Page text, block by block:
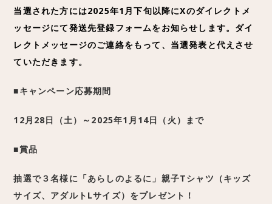
当選された方には2025年1月下旬以降にXのダイレクトメ
ッセージにて発送先登録フォームをお知らせします。ダイ
レクトメッセージのご連絡をもって、当選発表と代えさせ
ていただきます。
■キャンペーン応募期間
12月28日（土）～2025年1月14日（火）まで
■賞品
抽選で３名様に「あらしのよるに」親子Tシャツ（キッズ
サイズ、アダルトLサイズ）をプレゼント！